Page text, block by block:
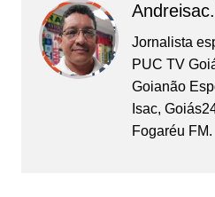
Jornalista
PUC TV
Goianão
Isac,
Fogaréu FM.